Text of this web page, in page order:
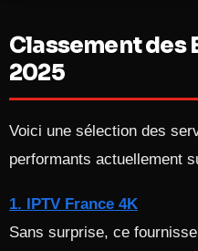
Classement des
2025
Voici une sélection des
performants actuellement
1. IPTV France 4K
Sans surprise, ce